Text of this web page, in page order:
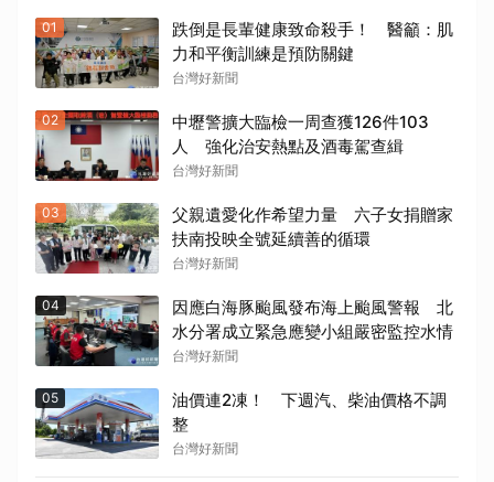
01
跌倒是長輩健康致命殺手！ 醫籲：肌
力和平衡訓練是預防關鍵
台灣好新聞
02
中壢警擴大臨檢一周查獲126件103
人 強化治安熱點及酒毒駕查緝
台灣好新聞
03
父親遺愛化作希望力量 六子女捐贈家
扶南投映全號延續善的循環
台灣好新聞
04
因應白海豚颱風發布海上颱風警報 北
水分署成立緊急應變小組嚴密監控水情
台灣好新聞
05
油價連2凍！ 下週汽、柴油價格不調
整
台灣好新聞